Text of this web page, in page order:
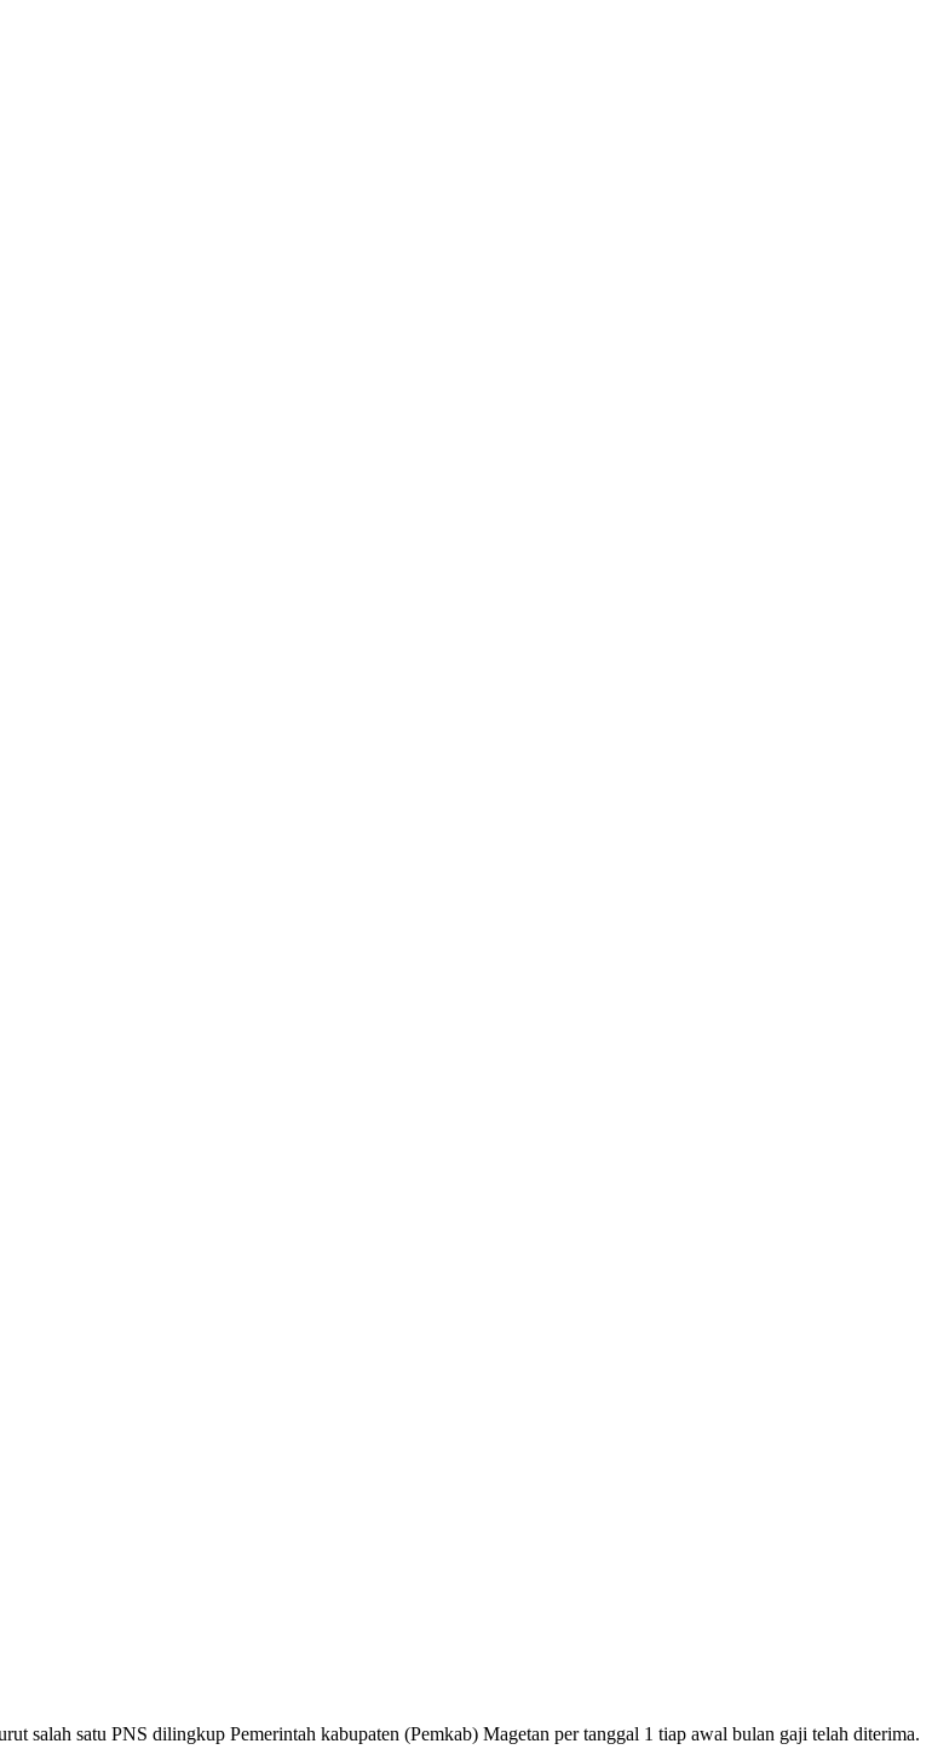
salah satu PNS dilingkup Pemerintah kabupaten (Pemkab) Magetan per tanggal 1 tiap awal bulan gaji telah diterima.